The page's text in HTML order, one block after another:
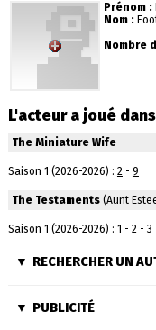
Prénom :
Nom :
Nombre
L'acteur a joué
The Miniature Wife
Saison 1 (2026-2026) : 2- 9
The Testaments(Aunt
Saison 1 (2026-2026) : 1 - 2- 3
RECHERCHER UN
PUBLICITÉ